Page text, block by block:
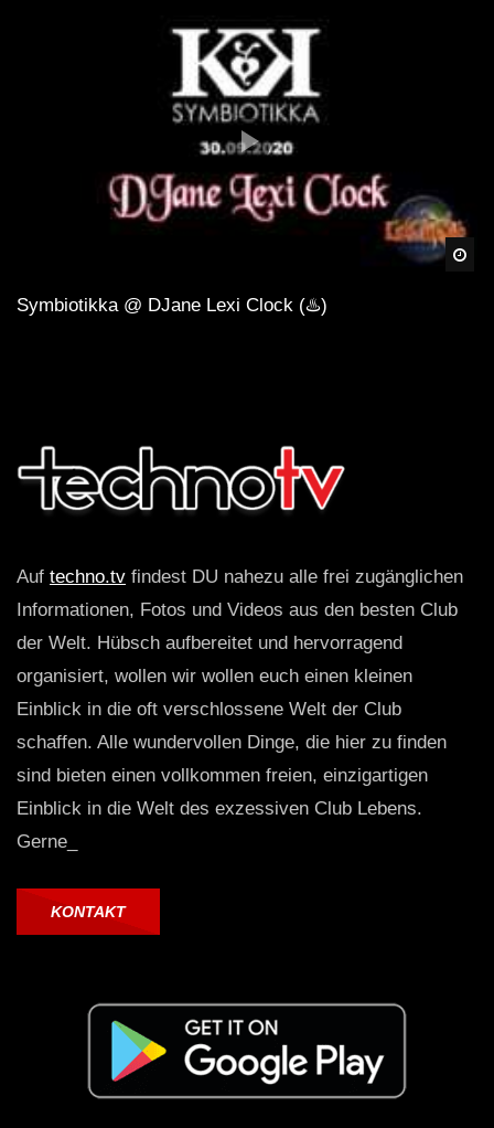
Symbiotikka @ DJane Lexi Clock (♨️)
Auf techno.tv findest DU nahezu alle frei zugänglichen
Informationen, Fotos und Videos aus den besten Club
der Welt. Hübsch aufbereitet und hervorragend
organisiert, wollen wir wollen euch einen kleinen
Einblick in die oft verschlossene Welt der Club
schaffen. Alle wundervollen Dinge, die hier zu finden
sind bieten einen vollkommen freien, einzigartigen
Einblick in die Welt des exzessiven Club Lebens.
Gerne_
KONTAKT